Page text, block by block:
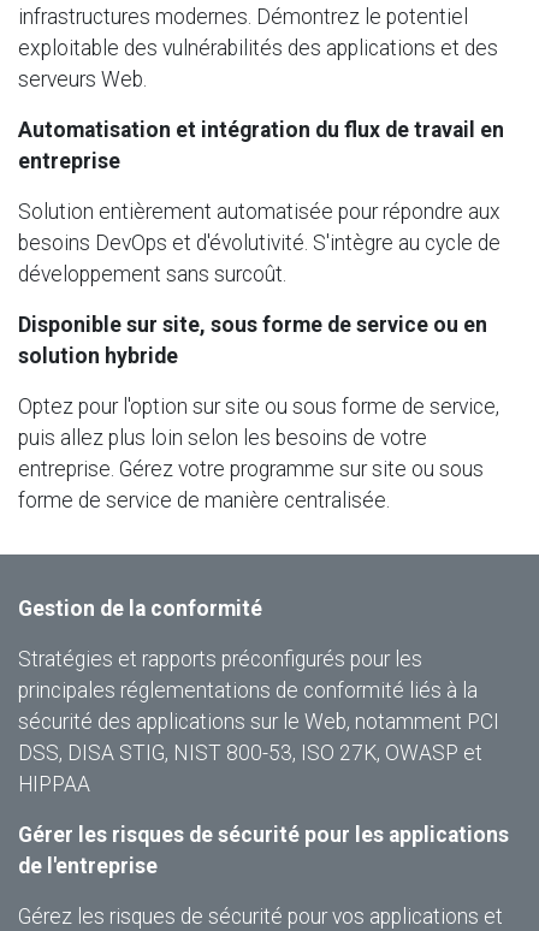
infrastructures modernes. Démontrez le potentiel
exploitable des vulnérabilités des applications et des
serveurs Web.
Automatisation et intégration du flux de travail en
entreprise
Solution entièrement automatisée pour répondre aux
besoins DevOps et d'évolutivité. S'intègre au cycle de
développement sans surcoût.
Disponible sur site, sous forme de service ou en
solution hybride
Optez pour l'option sur site ou sous forme de service,
puis allez plus loin selon les besoins de votre
entreprise. Gérez votre programme sur site ou sous
forme de service de manière centralisée.
Gestion de la conformité
Stratégies et rapports préconfigurés pour les
principales réglementations de conformité liés à la
sécurité des applications sur le Web, notamment PCI
DSS, DISA STIG, NIST 800-53, ISO 27K, OWASP et
HIPPAA
Gérer les risques de sécurité pour les applications
de l'entreprise
Gérez les risques de sécurité pour vos applications et